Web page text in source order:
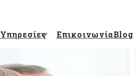
Υπηρεσίες ΕπικοινωνίαBlog